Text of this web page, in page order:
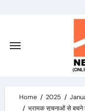
Home 2025
भ्रामक सूचनाओं से बचने